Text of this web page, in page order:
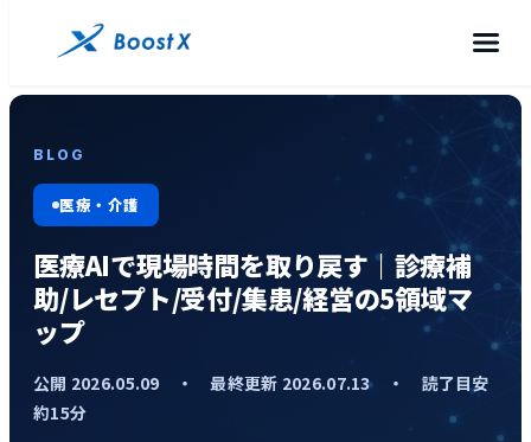
BLOG
医療・介護
医療AIで現場時間を取り戻す｜診療補
助/レセプト/受付/集患/経営の5領域マ
ップ
公開 2026.05.09 ・ 最終更新 2026.07.13 ・ 読了目安
約15分